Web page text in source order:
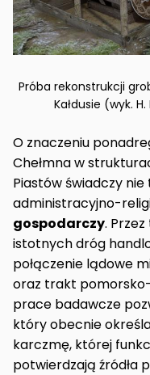
Próba rekonstrukcji
Kałdusie (wyk.
O znaczeniu
Chełmna w
Piastów świadczy
administracyjno-
gospodarczy.
istotnych dróg
połączenie lądowe
oraz trakt
prace badawcze
który obecnie
karczmę, której
potwierdzają źródła